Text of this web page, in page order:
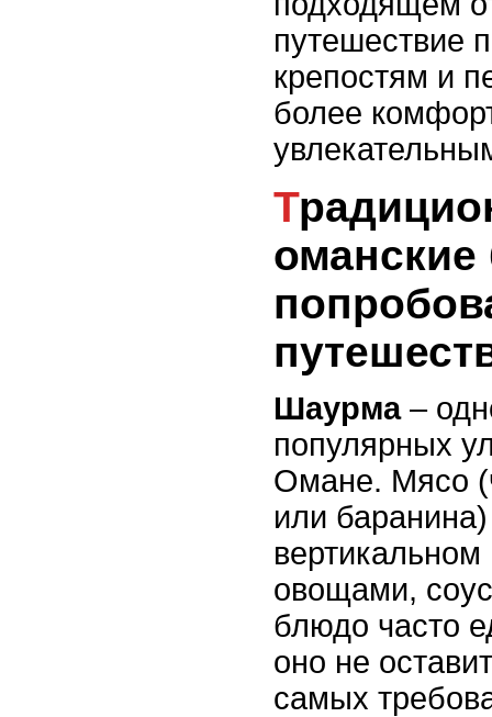
путешествие
крепостям и
более
Традиционные
Шаурма–
популярных
Омане. Мясо
или баранина)
вертикальном
овощами,
блюдо часто
оно не
самых